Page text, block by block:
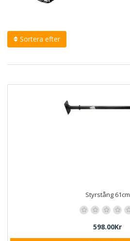
Sortera efter
Styrstång 61cm
598.00Kr